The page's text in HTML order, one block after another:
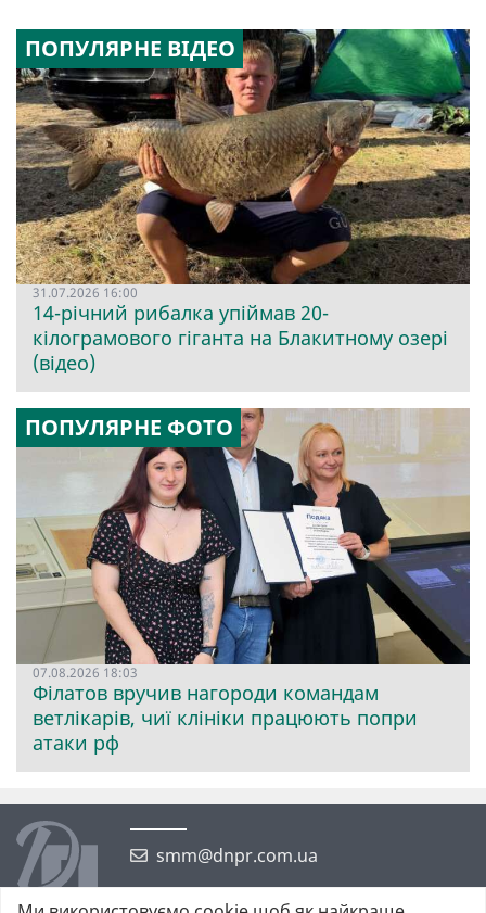
ПОПУЛЯРНЕ ВІДЕО
31.07.2026 16:00
14-річний рибалка упіймав 20-
кілограмового гіганта на Блакитному озері
(відео)
ПОПУЛЯРНЕ ФОТО
07.08.2026 18:03
Філатов вручив нагороди командам
ветлікарів, чиї клініки працюють попри
атаки рф
smm@dnpr.com.ua